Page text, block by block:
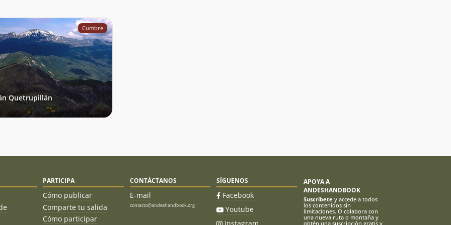
Cumbre
Quetrupillán
PARTICIPA
Cómo publicar
Comparte tu salida
Cómo participar
CONTÁCTANOS
E-mail
contacto@andeshandbook.org
SÍGUENOS
Facebook
Youtube
APOYA A
ANDESHANDBOOK
Suscríbete y accede a todos
los contenidos sin
limitaciones. O colabora con
una nueva ruta o montaña y
obtén una suscripción gratis y